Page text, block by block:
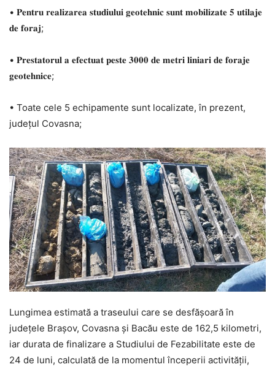
• 𝐏𝐞𝐧𝐭𝐫𝐮 𝐫𝐞𝐚𝐥𝐢𝐳𝐚𝐫𝐞𝐚 𝐬𝐭𝐮𝐝𝐢𝐮𝐥𝐮𝐢 𝐠𝐞𝐨𝐭𝐞𝐡𝐧𝐢𝐜 𝐬𝐮𝐧𝐭 𝐦𝐨𝐛𝐢𝐥𝐢𝐳𝐚𝐭𝐞 𝟓 𝐮𝐭𝐢𝐥𝐚𝐣𝐞
𝐝𝐞 𝐟𝐨𝐫𝐚𝐣;
• 𝐏𝐫𝐞𝐬𝐭𝐚𝐭𝐨𝐫𝐮𝐥 𝐚 𝐞𝐟𝐞𝐜𝐭𝐮𝐚𝐭 𝐩𝐞𝐬𝐭𝐞 𝟑𝟎𝟎𝟎 𝐝𝐞 𝐦𝐞𝐭𝐫𝐢 𝐥𝐢𝐧𝐢𝐚𝐫𝐢 𝐝𝐞 𝐟𝐨𝐫𝐚𝐣𝐞
𝐠𝐞𝐨𝐭𝐞𝐡𝐧𝐢𝐜𝐞;
• Toate cele 5 echipamente sunt localizate, în prezent,
județul Covasna;
Lungimea estimată a traseului care se desfășoară în
județele Brașov, Covasna și Bacău este de 162,5 kilometri,
iar durata de finalizare a Studiului de Fezabilitate este de
24 de luni, calculată de la momentul începerii activității,